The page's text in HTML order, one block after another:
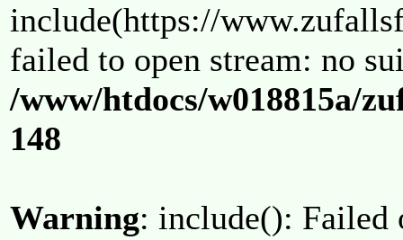
include(https://
failed to open stream: no
/www/htdocs/w018815a/
148
Warning: include(): Failed